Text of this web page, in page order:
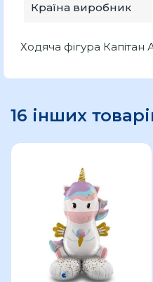
Країна виробник
Ходяча фігура
16 інших